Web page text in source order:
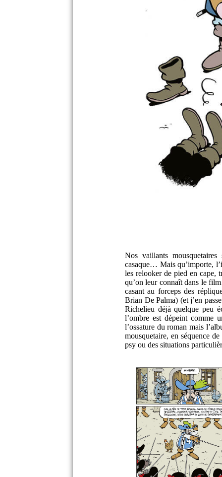
Nos vaillants
casaque… Mais qu’importe,
les relooker de pied en cape,
qu’on leur connaît dans le
casant au forceps des
Brian De Palma) (et j’en
Richelieu déjà quelque peu
l’ombre est dépeint comme
l’ossature du roman mais
mousquetaire, en séquence
psy ou des situations